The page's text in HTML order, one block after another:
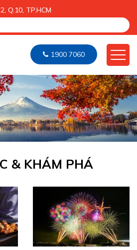
Q.10, TP.HCM
1900 7060
& KHÁM PHÁ